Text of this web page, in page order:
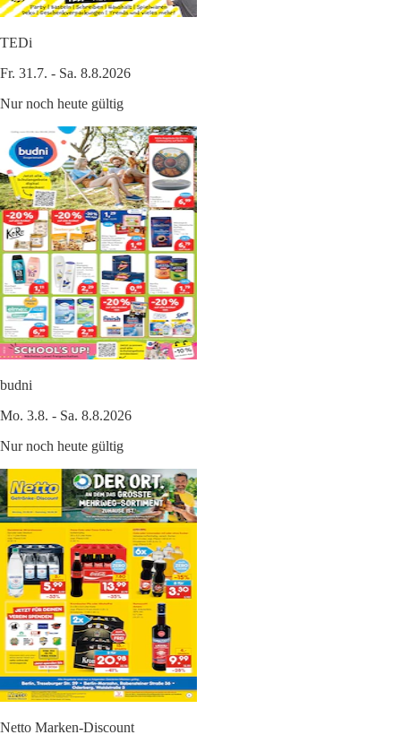
TEDi
Fr. 31.7. - Sa. 8.8.2026
Nur noch heute gültig
budni
Mo. 3.8. - Sa. 8.8.2026
Nur noch heute gültig
Netto Marken-Discount